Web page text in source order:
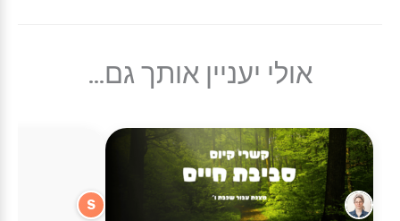
אולי יעניין אותך גם...
S